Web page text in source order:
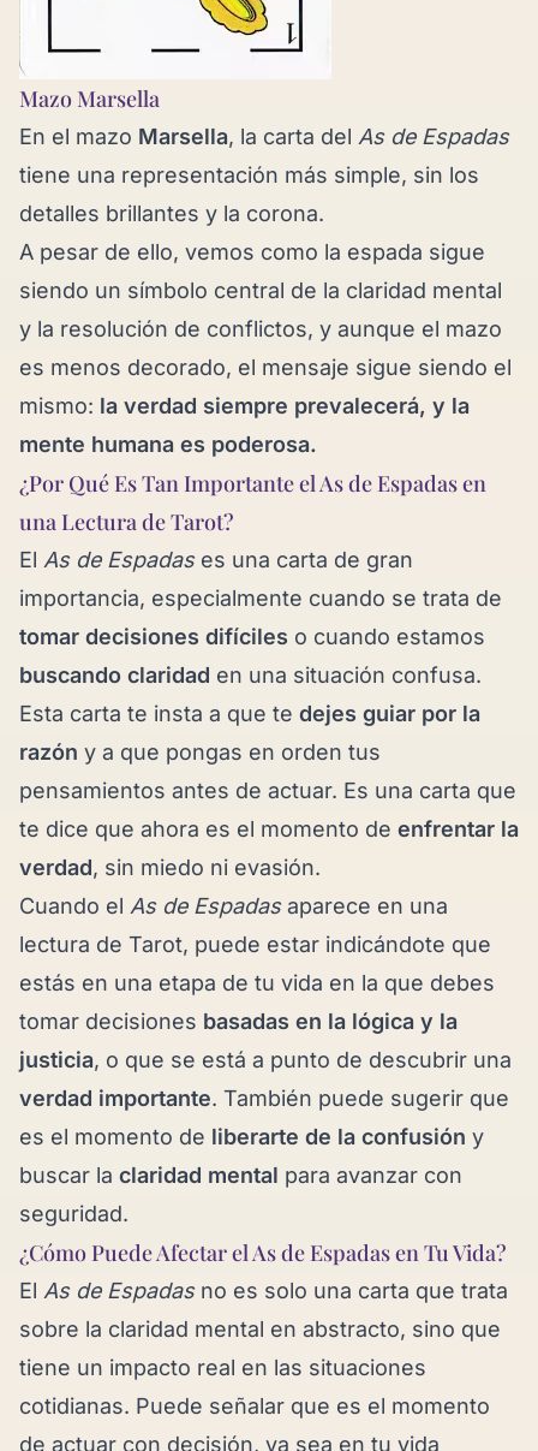
Mazo Marsella
En el mazo Marsella, la carta del As de Espadas
tiene una representación más simple, sin los
detalles brillantes y la corona.
A pesar de ello, vemos como la espada sigue
siendo un símbolo central de la claridad mental
y la resolución de conflictos, y aunque el mazo
es menos decorado, el mensaje sigue siendo el
mismo: la verdad siempre prevalecerá, y la
mente humana es poderosa.
¿Por Qué Es Tan Importante el As de Espadas en
una Lectura de Tarot?
El As de Espadases una carta de gran
importancia, especialmente cuando se trata de
tomar decisiones difíciles o cuando estamos
buscando claridad en una situación confusa.
Esta carta te insta a que te dejes guiar por la
razón y a que pongas en orden tus
pensamientos antes de actuar. Es una carta que
te dice que ahora es el momento de enfrentar la
verdad, sin miedo ni evasión.
Cuando el As de Espadasaparece en una
lectura de Tarot, puede estar indicándote que
estás en una etapa de tu vida en la que debes
tomar decisiones basadas en la lógica y la
justicia, o que se está a punto de descubrir una
verdad importante. También puede sugerir que
es el momento de liberarte de la confusión y
buscar la claridad mental para avanzar con
seguridad.
¿Cómo Puede Afectar el As de Espadas en Tu Vida?
El As de Espadasno es solo una carta que trata
sobre la claridad mental en abstracto, sino que
tiene un impacto real en las situaciones
cotidianas. Puede señalar que es el momento
de actuar con decisión, ya sea en tu vida